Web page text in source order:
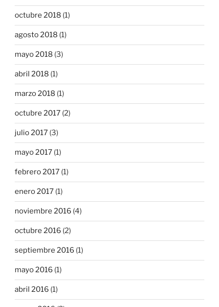
octubre 2018 (1)
agosto 2018 (1)
mayo 2018 (3)
abril 2018 (1)
marzo 2018 (1)
octubre 2017 (2)
julio 2017 (3)
mayo 2017 (1)
febrero 2017 (1)
enero 2017 (1)
noviembre 2016 (4)
octubre 2016 (2)
septiembre 2016 (1)
mayo 2016 (1)
abril 2016 (1)